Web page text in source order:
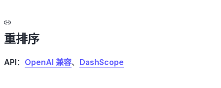
重排序
API ： OpenAI 兼容、 DashScope